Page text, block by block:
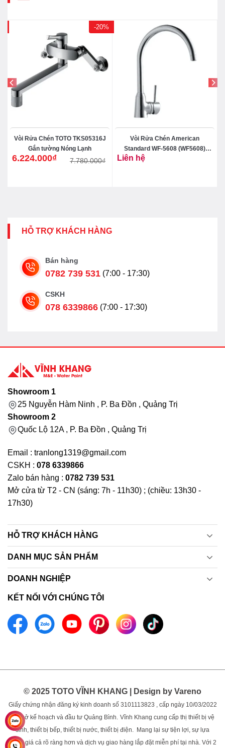
-20%
Vòi Rửa Chén TOTO TKS05316J
Gắn tường Nóng Lạnh
7.780.000₫
Giá
6.224.000₫
Giá
Vòi Rửa Chén American
Standard WF-5608 (WF5608)
Liên hệ
HỖ TRỢ KHÁCH HÀNG
Bán hàng
0782 739 531 (7:00 - 17:30)
CSKH
078 6339866 (7:00 - 17:30)
Showroom 1
25 Nguyễn Hàm Ninh , P. Ba Đồn , Quảng Trị
Showroom 2
Quốc Lộ 12A , P. Ba Đồn , Quảng Trị
Email : tranlong1319@gmail.com
CSKH : 078 6339866
Zalo bán hàng : 0782 739 531
Mở cửa từ T2 - CN (sáng: 7h - 11h30) ; (chiều: 13h30 -
17h30)
HỖ TRỢ KHÁCH HÀNG
DANH MỤC SẢN PHẨM
DOANH NGHIỆP
KẾT NỐI VỚI CHÚNG TÔI
© 2025 TOTO VĨNH KHANG | Design by Vareno
Giấy chứng nhận đăng ký kinh doanh số 3101113823 , cấp ngày 10/03/2022
bởi sở kế hoạch và đầu tư Quảng Bình. Vĩnh Khang cung cấp thị thiết bị vệ
sinh, thiết bị bếp, thiết bị nước, thiết bị điện. Mang lại sự tiện lợi, sự lựa
chọn, giá cả rõ ràng hơn và dịch vụ giao hàng lắp đặt miễn phí tại nhà. Với 2